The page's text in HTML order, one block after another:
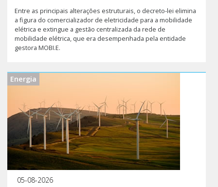
Entre as principais alterações estruturais, o decreto-lei elimina
a figura do comercializador de eletricidade para a mobilidade
elétrica e extingue a gestão centralizada da rede de
mobilidade elétrica, que era desempenhada pela entidade
gestora MOBI.E.
Energia
05-08-2026